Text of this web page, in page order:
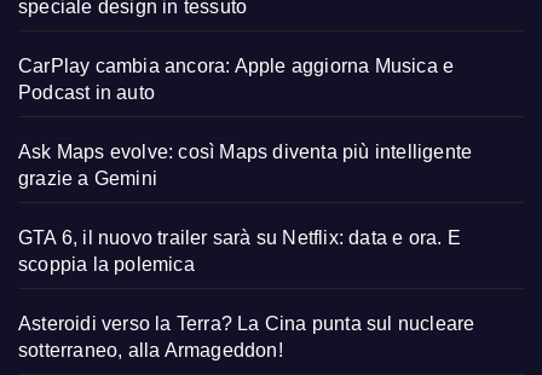
speciale design in tessuto
CarPlay cambia ancora: Apple aggiorna Musica e
Podcast in auto
Ask Maps evolve: così Maps diventa più intelligente
grazie a Gemini
GTA 6, il nuovo trailer sarà su Netflix: data e ora. E
scoppia la polemica
Asteroidi verso la Terra? La Cina punta sul nucleare
sotterraneo, alla Armageddon!